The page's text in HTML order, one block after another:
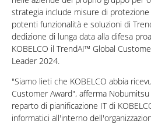
strategia include misure di
potenti funzionalità e soluzioni di
dedizione di lunga data alla difesa
KOBELCO il TrendAI™ Global
Leader 2024.
"Siamo lieti che KOBELCO abbia
Customer Award", afferma
reparto di pianificazione IT di
informatici all'interno